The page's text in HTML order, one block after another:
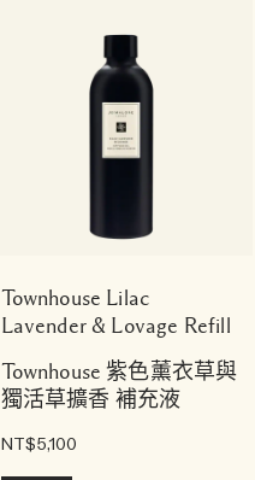
Townhouse Lilac
Lavender & Lovage Refill
Townhouse 紫色薰衣草與
獨活草擴香 補充液
NT$5,100